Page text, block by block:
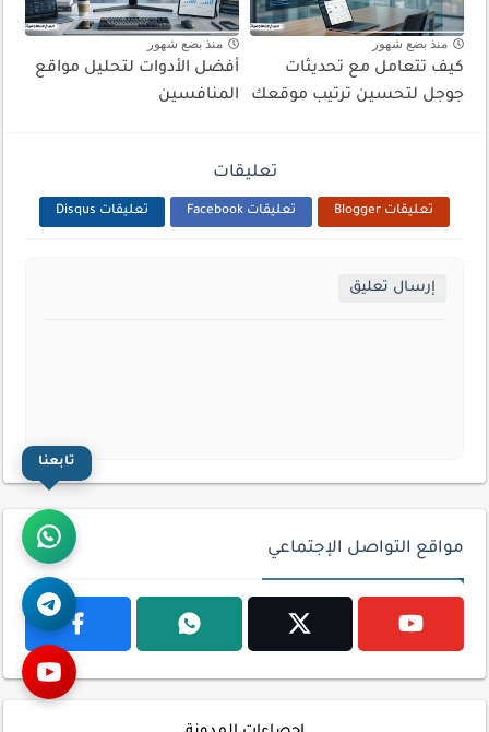
منذ بضع شهور
كيف تتعامل مع تحديثات
جوجل لتحسين ترتيب موقعك
منذ بضع شهور
أفضل الأدوات لتحليل مواقع
المنافسين
تعليقات
تعليقات Blogger تعليقات Facebook تعليقات Disqus
إرسال تعليق
مواقع التواصل الإجتماعي
تابعنا